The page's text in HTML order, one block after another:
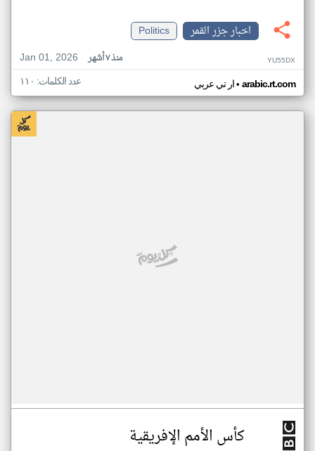
اخبار جزر القمر
Politics
Jan 01, 2026
منذ ٧ أشهر YU55DX
ار تي عربي• arabic.rt.com عدد الكلمات: ١١٠
كأس الأمم الإفريقية